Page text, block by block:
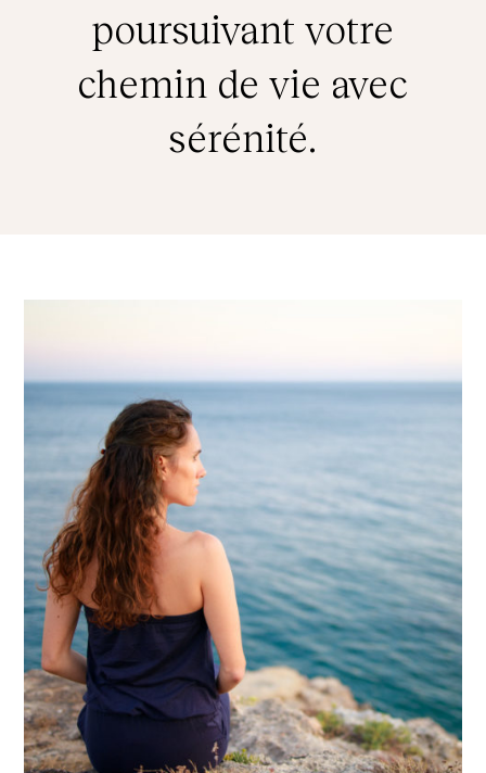
poursuivant votre
chemin de vie avec
sérénité.